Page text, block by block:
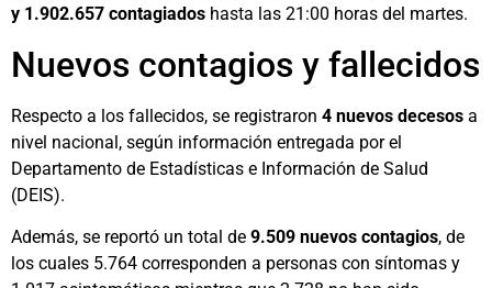
y 1.902.657 contagiados hasta las 21:00 horas del martes.
Nuevos contagios y fallecidos
Respecto a los fallecidos, se registraron 4 nuevos decesos a
nivel nacional, según información entregada por el
Departamento de Estadísticas e Información de Salud
(DEIS).
Además, se reportó un total de 9.509 nuevos contagios, de
los cuales 5.764 corresponden a personas con síntomas y